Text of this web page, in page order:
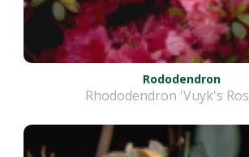
Rododendron
Rhododendron 'Vuyk's